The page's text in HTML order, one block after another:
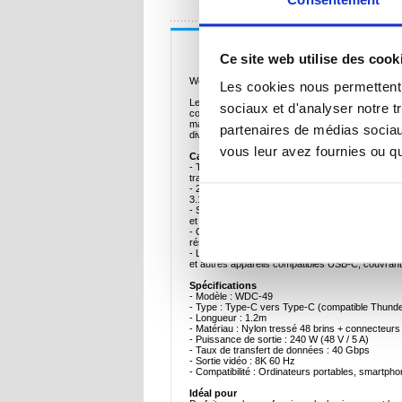
Ce site web utilise des
Les cookies nous
sociaux et d'analyser notre
partenaires de médias
vous leur avez fournies ou
Wekome WDC-49 Câble USB-C Ladon 4 -
Le câble WDC-49 Ladon 4 Type-C vers Type-
conçu pour une charge haute performance, un
matériaux de première qualité et des
divertissement.
Caractéristiques principales
- Transfert de données à 40 Gbps à la vitesse
transparents, des sauvegardes rapides et une
- 240W Power Delivery - Recharge à pleine
3.1 (48V/5A) pour une puissance totale pouvant
- Sortie vidéo 8K 60Hz - Transmettez des
et écrans compatibles.
- Construction tressée durable - Câble tressé en
résistance à la flexion et à l'effilochage.
- Large compatibilité des appareils - Parfait
et autres appareils compatibles USB-C,
Spécifications
- Modèle : WDC-49
- Type : Type-C vers Type-C (compatible
- Longueur : 1.2m
- Matériau : Nylon tressé 48 brins + connecteurs
- Puissance de sortie : 240 W (48 V / 5 A)
- Taux de transfert de données : 40 Gbps
- Sortie vidéo : 8K 60 Hz
- Compatibilité : Ordinateurs portables,
Idéal pour